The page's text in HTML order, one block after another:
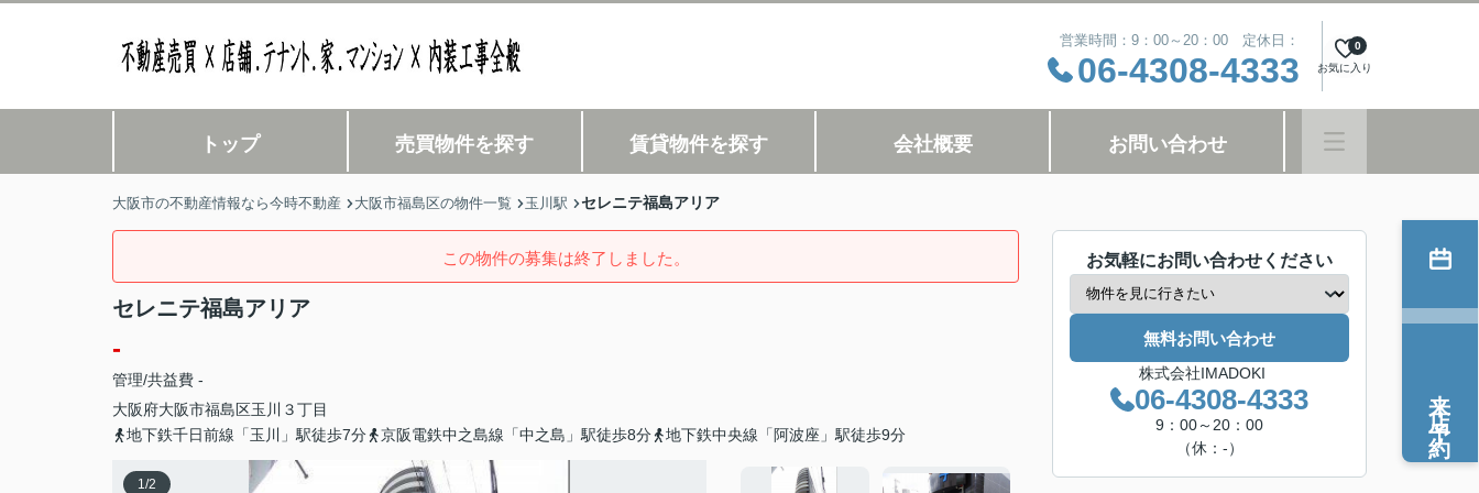
営業時間：9：00～20：00 定休日：
06-4308-4333 お気に入り
0
トップ 売買物件を探す 賃貸物件を探す 会社概要 お問い合わせ
大阪市の不動産情報なら今時不動産 大阪市福島区の物件一覧 玉川駅 セレニテ福島アリア
この物件の募集は終了しました。
セレニテ福島アリア
-
管理/共益費 -
大阪府大阪市福島区玉川 ３丁目
地下鉄千日前線「玉川」駅徒歩7分
京阪電鉄中之島線「中之島」駅徒歩8分 地下鉄中央線「阿波座」駅徒歩9分
1/2
お気軽にお問い合わせください
無料お問い合わせ
株式会社IMADOKI
06-4308-4333
9：00～20：00
（休：-）
来店予約